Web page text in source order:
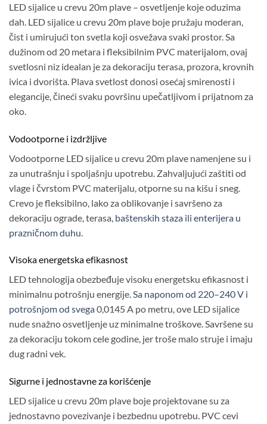
LED sijalice u crevu 20m plave – osvetljenje koje oduzima
dah. LED sijalice u crevu 20m plave boje pružaju moderan,
čist i umirujući ton svetla koji osvežava svaki prostor. Sa
dužinom od 20 metara i fleksibilnim PVC materijalom, ovaj
svetlosni niz idealan je za dekoraciju terasa, prozora, krovnih
ivica i dvorišta. Plava svetlost donosi osećaj smirenosti i
elegancije, čineći svaku površinu upečatljivom i prijatnom za
oko.
Vodootporne i izdržljive
Vodootporne LED sijalice u crevu 20m plave namenjene su i
za unutrašnju i spoljašnju upotrebu. Zahvaljujući zaštiti od
vlage i čvrstom PVC materijalu, otporne su na kišu i sneg.
Crevo je fleksibilno, lako za oblikovanje i savršeno za
dekoraciju ograde, terasa, baštenskih staza ili enterijera u
prazničnom duhu.
Visoka energetska efikasnost
LED tehnologija obezbeđuje visoku energetsku efikasnost i
minimalnu potrošnju energije.Sa naponom od 220–240 V i
potrošnjom od svega0,0145 A po metru, ove LED sijalice
nude snažno osvetljenje uz minimalne troškove. Savršene su
za dekoraciju tokom cele godine, jer troše malo struje i imaju
dug radni vek.
Sigurne i jednostavne za korišćenje
LED sijalice u crevu 20m plave boje projektovane su za
jednostavno povezivanje i bezbednu upotrebu. PVC cevi